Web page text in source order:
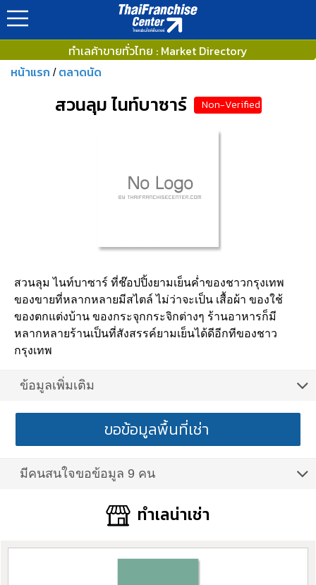
ทำเลค้าขายทั่วไทย : Market Directory
หน้าแรก / ตลาดนัด
สวนลุม ไนท์บาซาร์ Non-Verified
สวนลุม ไนท์บาซาร์ ที่ช๊อปปิ้งยามเย็นค่ำของชาวกรุงเทพ
ของขายที่หลากหลายมีสไตล์ ไม่ว่าจะเป็น เสื้อผ้า ของใช้
ของตกแต่งบ้าน ของกระจุกกระจิกต่างๆ ร้านอาหารก็มี
หลากหลายร้านเป็นที่สังสรรค์ยามเย็นได้ดีอีกทีของชาว
กรุงเทพ
ข้อมูลเพิ่มเติม
ขอข้อมูลพื้นที่เช่า
มีคนสนใจขอข้อมูล 9 คน
ทำเลน่าเช่า